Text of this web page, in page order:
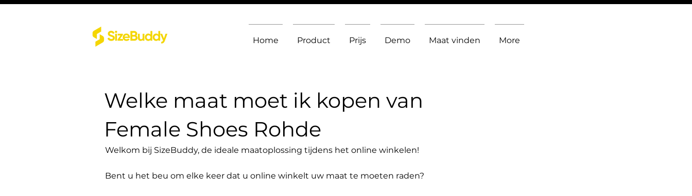
Home Product Prijs Demo Maat vinden More
Welke maat moet ik kopen van
Female Shoes Rohde
Welkom bij SizeBuddy, de ideale maatoplossing tijdens het online winkelen!
Bent u het beu om elke keer dat u online winkelt uw maat te moeten raden?